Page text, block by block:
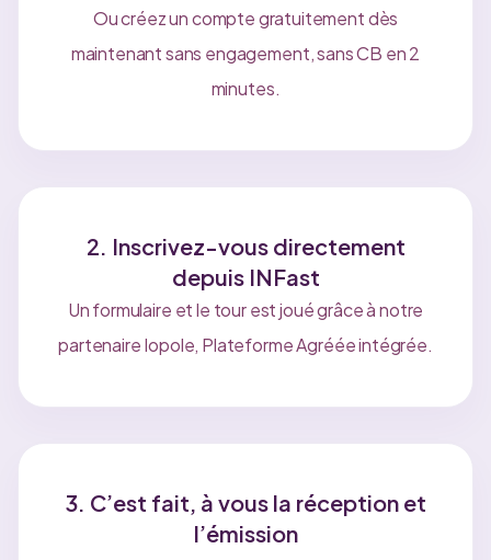
Ou créez un compte gratuitement dès
maintenant sans engagement, sans CB en 2
minutes.
2. Inscrivez-vous directement
depuis INFast
Un formulaire et le tour est joué grâce à notre
partenaire Iopole, Plateforme Agréée intégrée.
3. C’est fait, à vous la réception et
l’émission